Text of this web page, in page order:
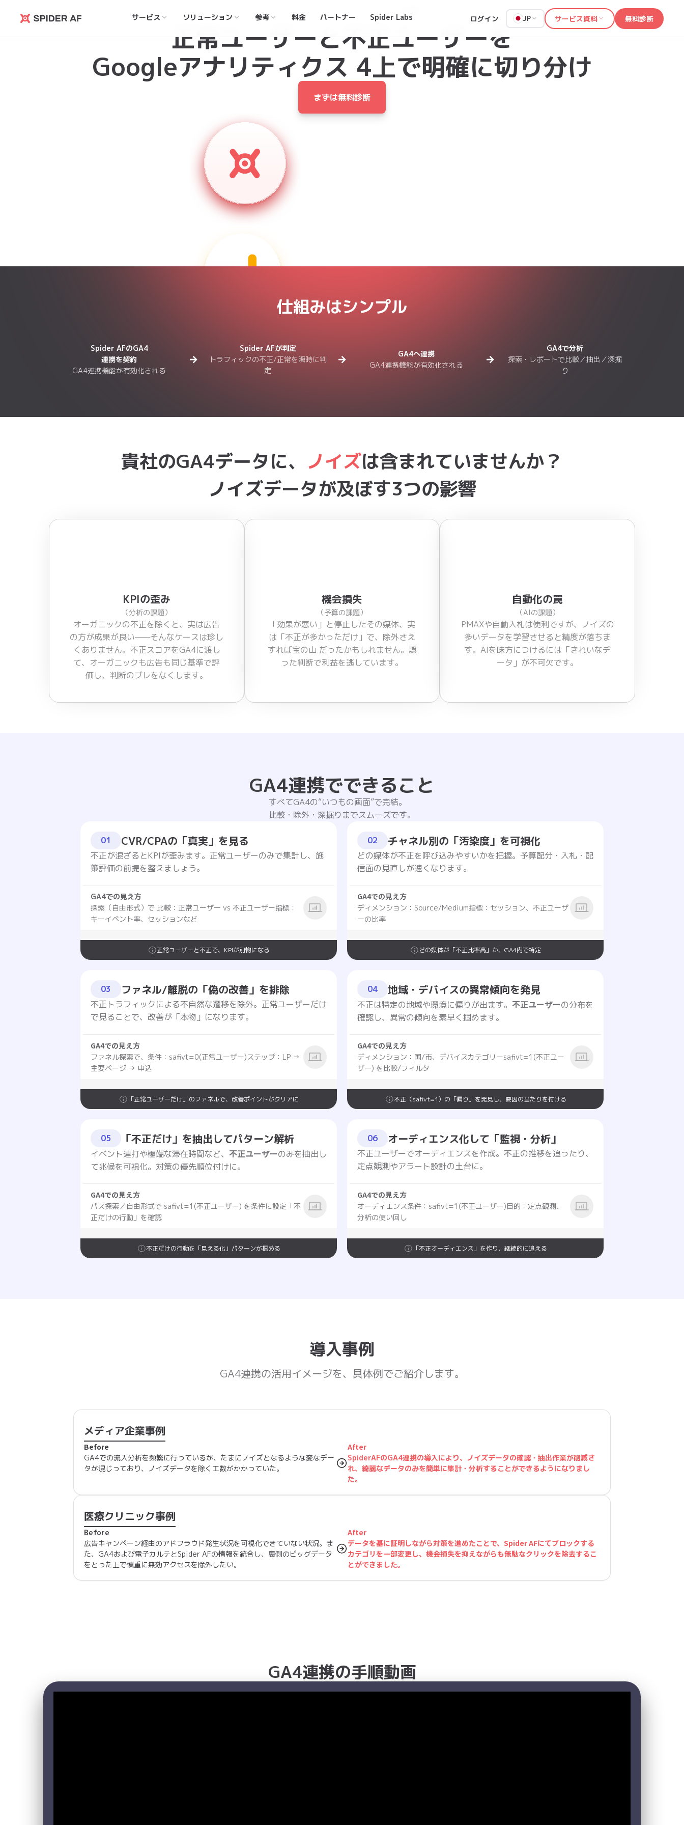
Spider
サービス ソリューション 参考 料金 パートナー Spider Labs ログイン JP サービス資料 無料診断
Spider AF × Googleアナリティクス 4連携
正常ユーザーと不正ユーザーを
Googleアナリティクス 4上で明確に切り分け
まずは無料診断
safivt="1" 不正ユーザー (Invalid)
GA4の探索・レポート機能で「正常だけ」「不正だけ」を切り分け、 ノイズ
仕組みはシンプル
Spider AFのGA4
連携を契約
GA4連携機能が有効化される
Spider AFが判定
トラフィックの不正/正常を瞬時に判
定
GA4へ連携
GA4連携機能が有効化される
GA4で分析
探索・レポートで比較／抽出／深掘
り
貴社のGA4データに、 ノイズは含まれていませんか？
ノイズデータが及ぼす3つの影響
KPIの歪み
（分析の課題）
オーガニックの不正を除くと、実は広告
の方が成果が良い——そんなケースは珍し
くありません。不正スコアをGA4に渡し
て、オーガニックも広告も同じ基準で評
価し、判断のブレをなくします。
機会損失
（予算の課題）
「効果が悪い」と停止したその媒体、実
は「不正が多かっただけ」で、除外さえ
すれば宝の山 だったかもしれません。誤
った判断で利益を逃しています。
自動化の罠
（AIの課題）
PMAXや自動入札は便利ですが、ノイズの
多いデータを学習させると精度が落ちま
す。AIを味方につけるには「きれいなデ
ータ」が不可欠です。
GA4連携でできること
すべてGA4の“いつもの画面”で完結。
比較・除外・深掘りまでスムーズです。
01 CVR/CPAの「真実」を見る
不正が混ざるとKPIが歪みます。正常ユーザーのみで集計し、施
策評価の前提を整えましょう。
GA4での見え方
探索（自由形式）で 比較：正常ユーザー vs 不正ユーザー指標：
キーイベント率、セッションなど
正常ユーザーと不正で、KPIが別物になる
02 チャネル別の「汚染度」を可視化
どの媒体が不正を呼び込みやすいかを把握。予算配分・入札・配
信面の見直しが速くなります。
GA4での見え方
ディメンション：Source/Medium指標：セッション、不正ユーザ
ーの比率
どの媒体が「不正比率高」か、GA4内で特定
03 ファネル/離脱の「偽の改善」を排除
不正トラフィックによる不自然な遷移を除外。正常ユーザーだけ
で見ることで、改善が「本物」になります。
GA4での見え方
ファネル探索で、条件：safivt=0(正常ユーザー)ステップ：LP →
主要ページ → 申込
「正常ユーザーだけ」のファネルで、改善ポイントがクリアに
04 地域・デバイスの異常傾向を発見
不正は特定の地域や環境に偏りが出ます。 不正ユーザーの分布を
確認し、異常の傾向を素早く掴めます。
GA4での見え方
ディメンション：国/市、デバイスカテゴリーsafivt=1(不正ユー
ザー) を比較/フィルタ
不正（safivt=1）の「偏り」を発見し、要因の当たりを付ける
05 「不正だけ」を抽出してパターン解析
イベント連打や極端な滞在時間など、 不正ユーザーのみを抽出し
て兆候を可視化。対策の優先順位付けに。
GA4での見え方
パス探索／自由形式で safivt=1(不正ユーザー) を条件に設定「不
正だけの行動」を確認
不正だけの行動を「見える化」パターンが掴める
06 オーディエンス化して「監視・分析」
不正ユーザーでオーディエンスを作成。不正の推移を追ったり、
定点観測やアラート設計の土台に。
GA4での見え方
オーディエンス条件：safivt=1(不正ユーザー)目的：定点観測、
分析の使い回し
「不正オーディエンス」を作り、継続的に追える
導入事例
GA4連携の活用イメージを、具体例でご紹介します。
メディア企業事例
Before
GA4での流入分析を頻繁に行っているが、たまにノイズとなるような変なデー
タが混じっており、ノイズデータを除く工数がかかっていた。
After
SpiderAFのGA4連携の導入により、ノイズデータの確認・抽出作業が削減さ
れ、綺麗なデータのみを簡単に集計・分析することができるようになりまし
た。
医療クリニック事例
Before
広告キャンペーン経由のアドフラウド発生状況を可視化できていない状況。ま
た、GA4および電子カルテとSpider AFの情報を統合し、裏側のビッグデータ
をとった上で慎重に無効アクセスを除外したい。
After
データを基に証明しながら対策を進めたことで、Spider AFにてブロックする
カテゴリを一部変更し、機会損失を抑えながらも無駄なクリックを除去するこ
とができました。
GA4連携の手順動画